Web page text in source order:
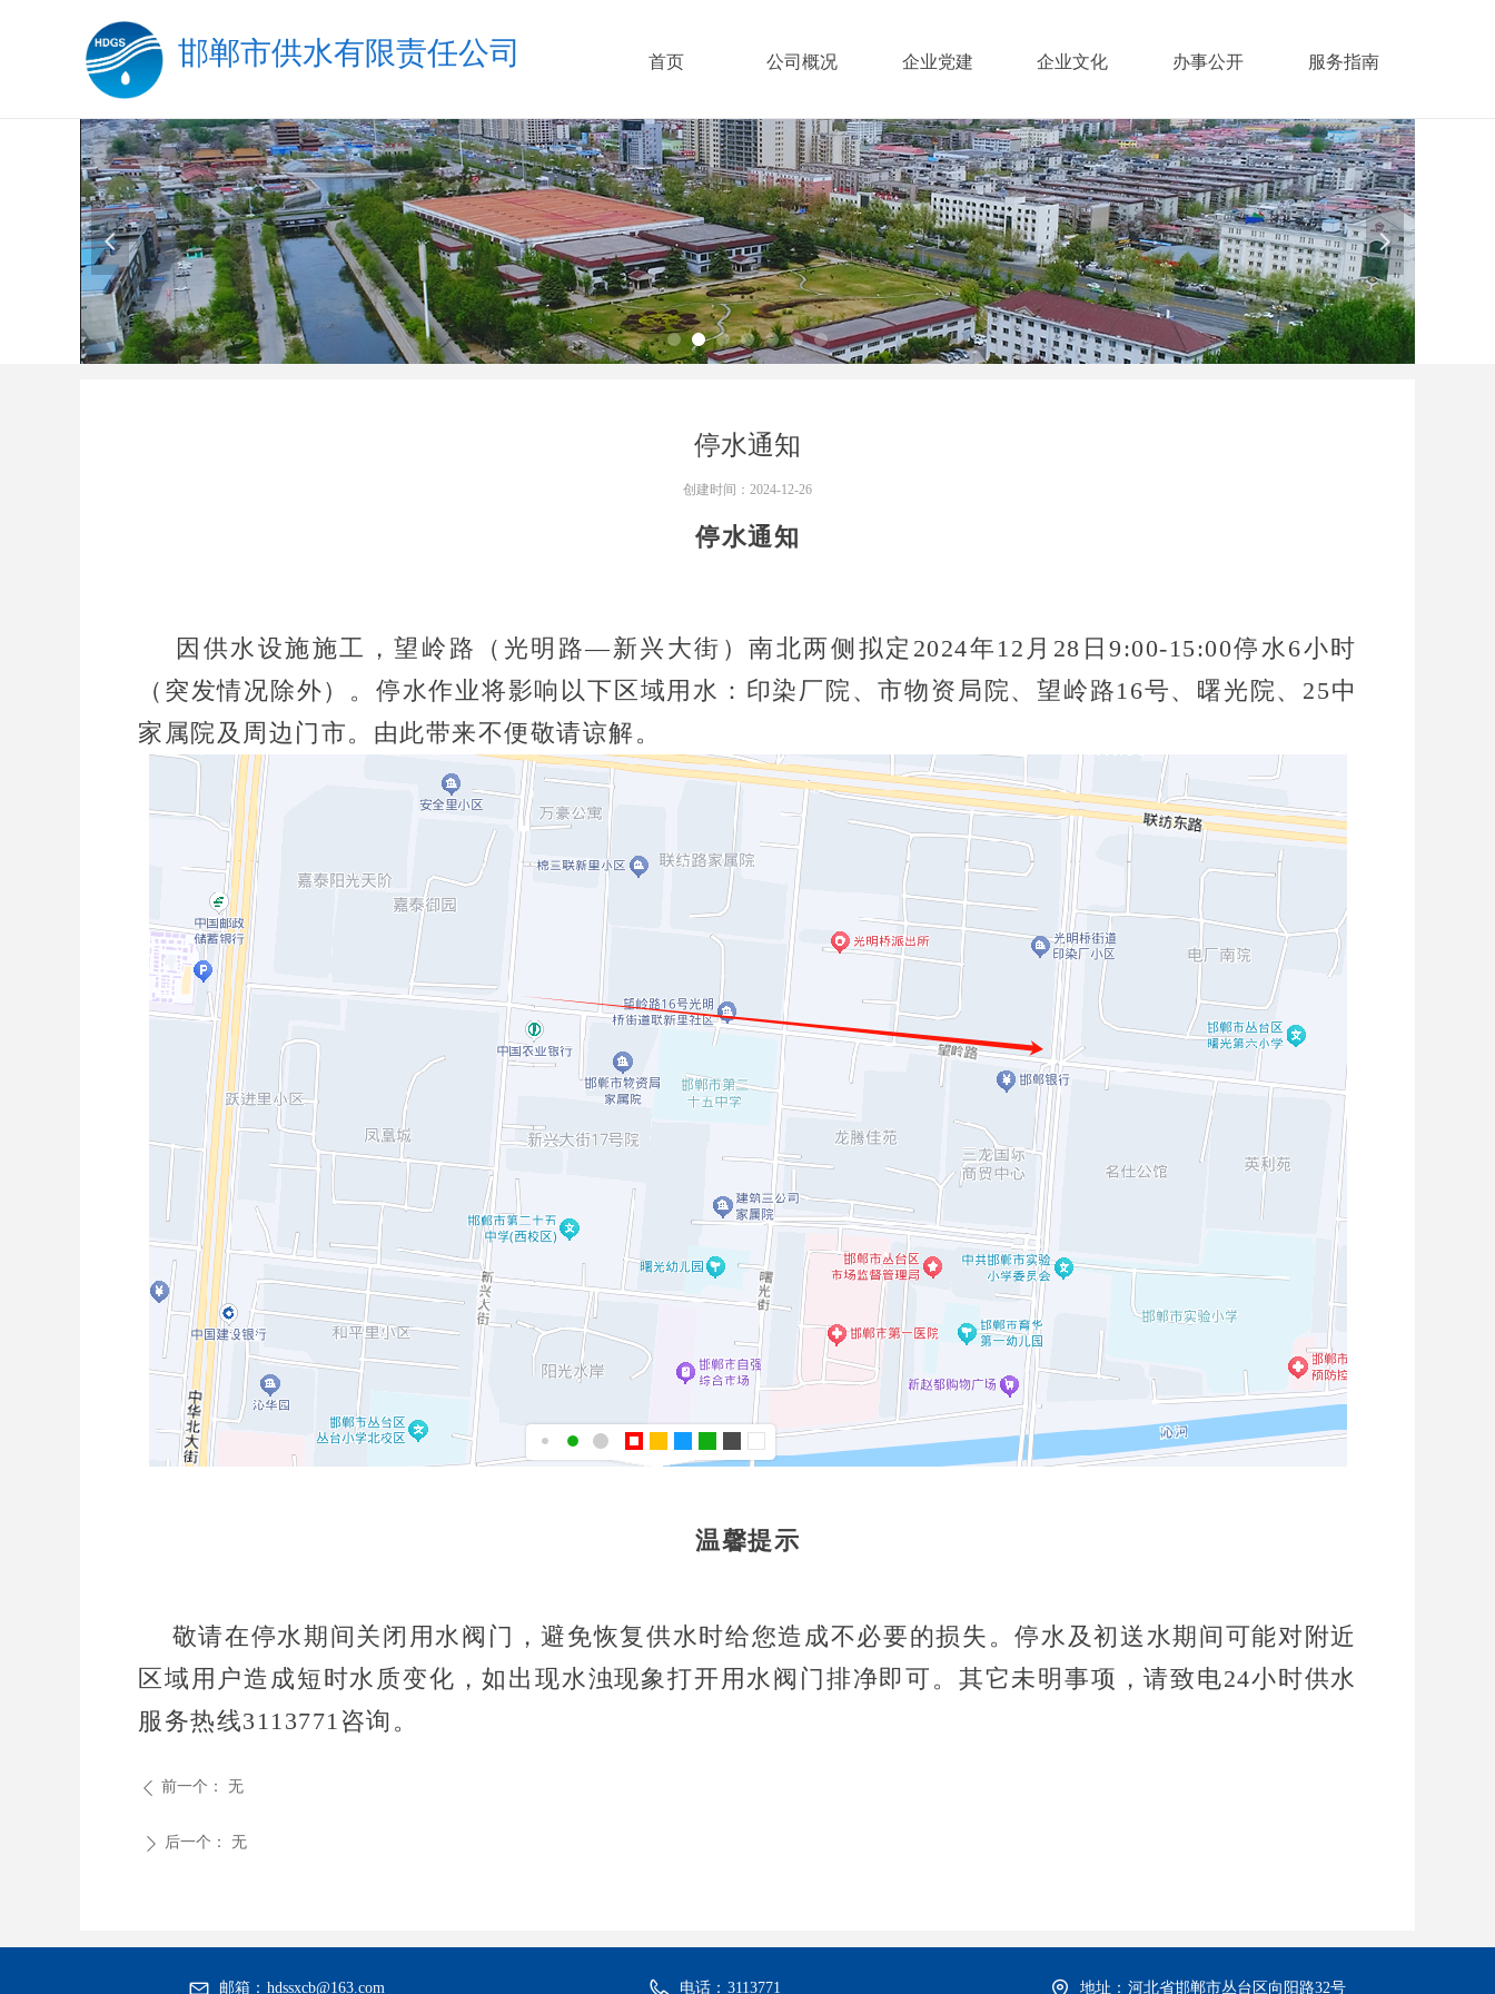
邯郸市供水有限责任公司 首页 公司概况 企业党建 企业文化 办事公开 服务指南
넳 넲
停水通知
停水通知
因供水设施施工，望岭路（光明路—新兴大街）南北两侧拟定2024年12月28日9:00-15:00停水6小时
（突发情况除外）。停水作业将影响以下区域用水：印染厂院、市物资局院、望岭路16号、曙光院、25中
家属院及周边门市。由此带来不便敬请谅解。
温馨提示
敬请在停水期间关闭用水阀门，避免恢复供水时给您造成不必要的损失。停水及初送水期间可能对附近
区域用户造成短时水质变化，如出现水浊现象打开用水阀门排净即可。其它未明事项，请致电24小时供水
服务热线3113771咨询。
创建时间： 2024-12-26
ꄴ 前一个： 无
ꄲ 后一个： 无
地址： 河北省邯郸市丛台区向阳路32号
电话： 3113771
邮箱： hdssxcb@163.com